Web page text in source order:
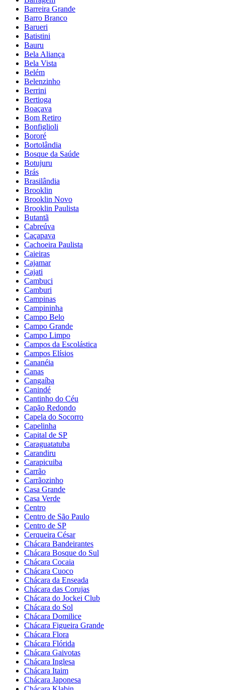
Barreira Grande
Barro Branco
Barueri
Batistini
Bauru
Bela Aliança
Bela Vista
Belém
Belenzinho
Berrini
Bertioga
Boaçava
Bom Retiro
Bonfiglioli
Bororé
Bortolândia
Bosque da Saúde
Botujuru
Brás
Brasilândia
Brooklin
Brooklin Novo
Brooklin Paulista
Butantã
Cabreúva
Caçapava
Cachoeira Paulista
Caieiras
Cajamar
Cajati
Cambuci
Camburi
Campinas
Campininha
Campo Belo
Campo Grande
Campo Limpo
Campos da Escolástica
Campos Elísios
Cananéia
Canas
Cangaíba
Canindé
Cantinho do Céu
Capão Redondo
Capela do Socorro
Capelinha
Capital de SP
Caraguatatuba
Carandiru
Carapicuiba
Carrão
Carrãozinho
Casa Grande
Casa Verde
Centro
Centro de São Paulo
Centro de SP
Cerqueira César
Chácara Bandeirantes
Chácara Bosque do Sul
Chácara Cocaia
Chácara Cuoco
Chácara da Enseada
Chácara das Corujas
Chácara do Jockei Club
Chácara do Sol
Chácara Domilice
Chácara Figueira Grande
Chácara Flora
Chácara Flórida
Chácara Gaivotas
Chácara Inglesa
Chácara Itaim
Chácara Japonesa